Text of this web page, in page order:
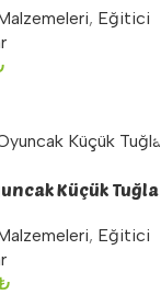
, Eğitici
Küçük Tuğla
, Eğitici